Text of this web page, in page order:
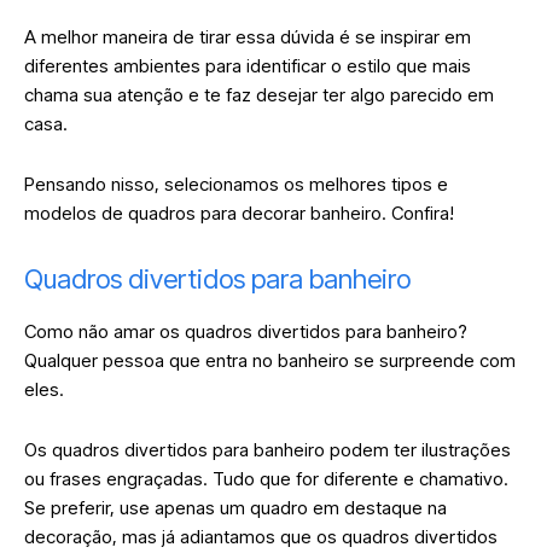
A melhor maneira de tirar essa dúvida é se inspirar em
diferentes ambientes para identificar o estilo que mais
chama sua atenção e te faz desejar ter algo parecido em
casa.
Pensando nisso, selecionamos os melhores tipos e
modelos de quadros para decorar banheiro. Confira!
Quadros divertidos para banheiro
Como não amar os quadros divertidos para banheiro?
Qualquer pessoa que entra no banheiro se surpreende com
eles.
Os quadros divertidos para banheiro podem ter ilustrações
ou frases engraçadas. Tudo que for diferente e chamativo.
Se preferir, use apenas um quadro em destaque na
decoração, mas já adiantamos que os quadros divertidos